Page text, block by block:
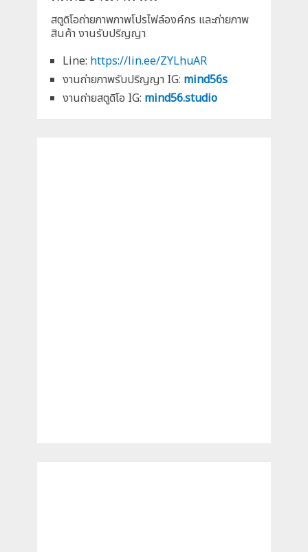
สตูดิโอถ่ายภาพภาพโปรไฟล์องค์กร และถ่ายภาพ
สินค้า งานรับปริญญา
Line: https://lin.ee/ZYLhuAR
งานถ่ายภาพรับปริญญา IG: mind56s
งานถ่ายสตูดิโอ IG: mind56.studio